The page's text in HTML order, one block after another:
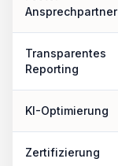
Ansprechpartner
Transparentes
Reporting
KI-Optimierung
Zertifizierung